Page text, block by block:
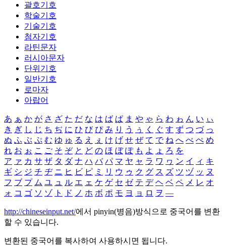
괄호기호
학술기호
기술기호
첨자기호
라틴문자
러시아문자
단위기호
일반기호
로마자
아랍어
あ ぁ か が さ ざ た だ な は ば ぱ ま や ゃ ら わ ゎ ん い ぃ
き ぎ し じ ち ぢ に ひ び ぴ み り う ぅ く ぐ す ず つ づ っ
ぬ ふ ぶ ぷ む ゆ ゅ る え ぇ け げ せ ぜ て で ね へ べ ぺ め
れ お ぉ こ ご そ ぞ と ど の ほ ぼ ぽ も よ ょ ろ を
ア ァ カ サ ザ タ ダ ナ ハ バ パ マ ヤ ャ ラ ワ ヮ ン イ ィ キ
ギ シ ジ チ ヂ ニ ヒ ビ ピ ミ リ ウ ゥ ク グ ス ズ ツ ヅ ッ ヌ
フ ブ プ ム ユ ュ ル エ ェ ケ ゲ セ ゼ テ デ ヘ ベ ペ メ レ オ
ォ コ ゴ ソ ゾ ト ド ノ ホ ボ ポ モ ヨ ョ ロ ヲ ―
http://chineseinput.net/에서 pinyin(병음)방식으로 중국어를 변환
할 수 있습니다.
변환된 중국어를 복사하여 사용하시면 됩니다.